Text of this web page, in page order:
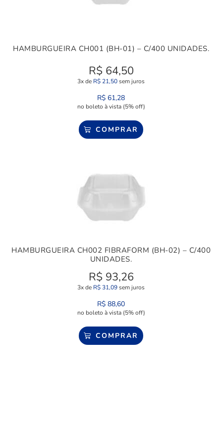
HAMBURGUEIRA CH001 (BH-01) – C/400 UNIDADES.
R$ 64,50
3x de R$ 21,50sem juros
R$ 61,28
no boleto à vista (5% off)
COMPRAR
HAMBURGUEIRA CH002 FIBRAFORM (BH-02) – C/400
UNIDADES.
R$ 93,26
3x de R$31,09sem juros
R$ 88,60
no boleto à vista (5% off)
COMPRAR